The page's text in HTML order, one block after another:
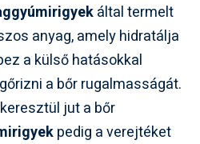
által termelt
anyag, amely hidratálja
a külső hatásokkal
a bőr rugalmasságát.
jut a bőr
pedig a verejtéket